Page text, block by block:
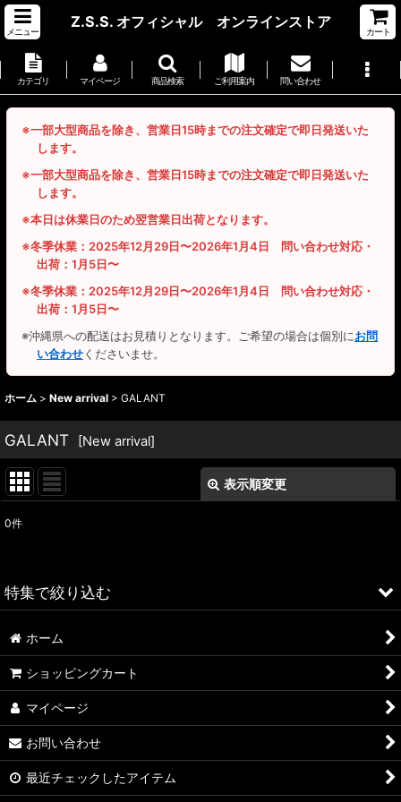
メニュー
Z.S.S. オフィシャル オンラインストア
カート
カテゴリ マイページ 商品検索 ご利用案内 問い合わせ
※一部大型商品を除き、営業日15時までの注文確定で即日発送いた
します。
※一部大型商品を除き、営業日15時までの注文確定で即日発送いた
します。
※本日は休業日のため翌営業日出荷となります。
※冬季休業：2025年12月29日〜2026年1月4日 問い合わせ対応・
出荷：1月5日〜
※冬季休業：2025年12月29日〜2026年1月4日 問い合わせ対応・
出荷：1月5日〜
※沖縄県への配送はお見積りとなります。ご希望の場合は個別にお問
い合わせくださいませ。
ホーム > New arrival > GALANT
GALANT [New arrival]
表示順変更
並び順:
0件
特集で絞り込む
ALFA ROMEO > 156
ALFA ROMEO > 147
ALFA ROMEO > 159
A4
ホーム
ショッピングカート
マイページ
お問い合わせ
最近チェックしたアイテム